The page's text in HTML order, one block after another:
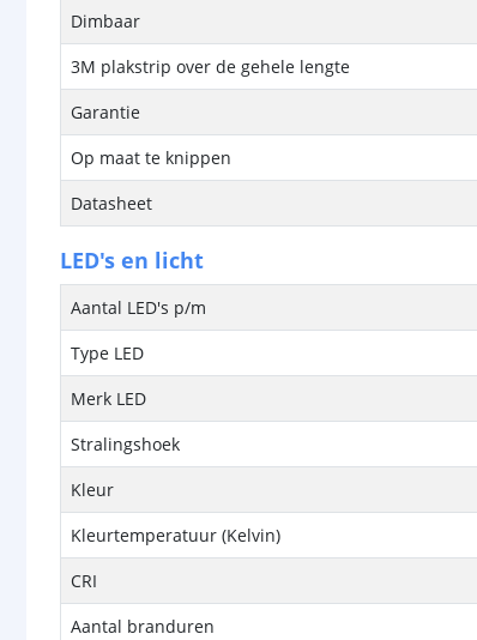
Dimbaar
3M plakstrip over de gehele lengte
Garantie
Op maat te knippen
Datasheet
LED's en licht
Aantal LED's p/m
Type LED
Merk LED
Stralingshoek
Kleur
Kleurtemperatuur (Kelvin)
CRI
Aantal branduren